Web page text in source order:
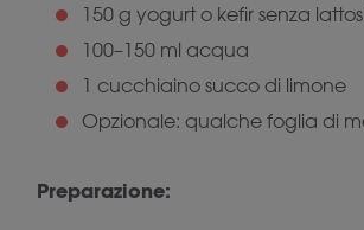
150 g yogurt o kefir senza
100–150 ml acqua
1 cucchiaino succo di limone
Opzionale: qualche foglia di
Preparazione: